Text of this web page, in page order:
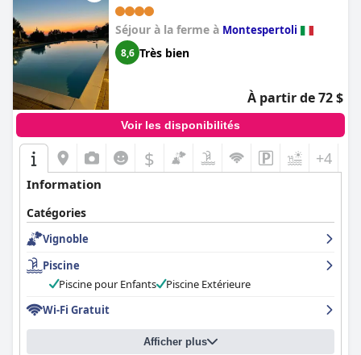
générale de la propriété en font une destination de rêve. La
combinaison de style rustique, de touches de luxe et d'un cadre
romantique fait duLe Mandrie di Ripalta (Agriturismo Le
Mandrie di Ripalta check in 15,00 - 19,00)
pour tous ceux qui recherchent un séjour ressourçant et
mémorable au cœur de la Toscane.
Séjour à la ferme à Montespertoli
8,6 Très bien
À partir de 72 $
Voir les disponibilités
$ +4
Information
Catégories
Vignoble
Piscine
Piscine pour Enfants
Piscine Extérieure
Wi-Fi Gratuit
Afficher plus